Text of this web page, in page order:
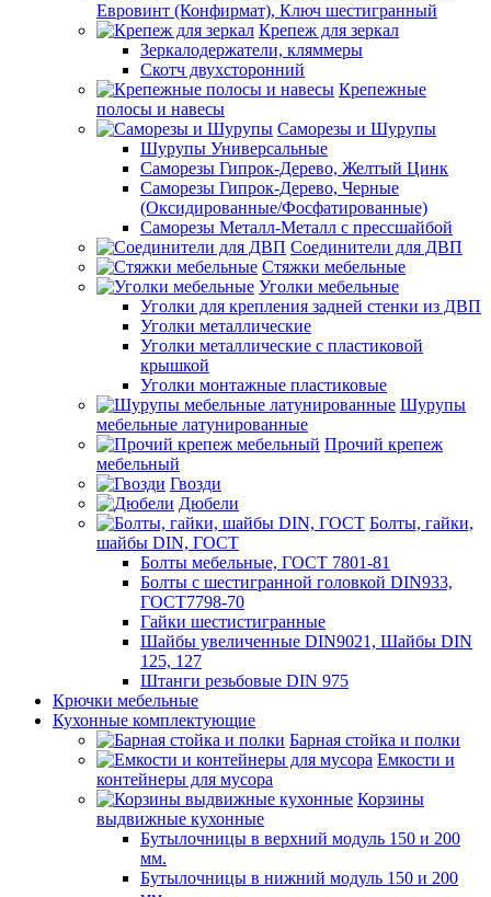
Евровинт (Конфирмат), Ключ шестигранный
Крепеж для зеркал
Зеркалодержатели, кляммеры
Скотч двухсторонний
Крепежные
полосы и навесы
Саморезы и Шурупы
Шурупы Универсальные
Саморезы Гипрок-Дерево, Желтый Цинк
Саморезы Гипрок-Дерево, Черные
(Оксидированные/Фосфатированные)
Саморезы Металл-Металл с прессшайбой
Соединители для ДВП
Стяжки мебельные
Уголки мебельные
Уголки для крепления задней стенки из ДВП
Уголки металлические
Уголки металлические с пластиковой
крышкой
Уголки монтажные пластиковые
Шурупы
мебельные латунированные
Прочий крепеж
мебельный
Гвозди
Дюбели
Болты, гайки,
шайбы DIN, ГОСТ
Болты мебельные, ГОСТ 7801-81
Болты с шестигранной головкой DIN933,
ГОСТ7798-70
Гайки шестистигранные
Шайбы увеличенные DIN9021, Шайбы DIN
125, 127
Штанги резьбовые DIN 975
Крючки мебельные
Кухонные комплектующие
Барная стойка и полки
Емкости и
контейнеры для мусора
Корзины
выдвижные кухонные
Бутылочницы в верхний модуль 150 и 200
мм.
Бутылочницы в нижний модуль 150 и 200